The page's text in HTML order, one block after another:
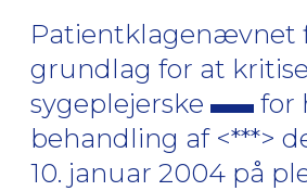
Patientklagenævnet
grundlag for at
sygeplejerske
for
behandling af <***>
10. januar 2004 på